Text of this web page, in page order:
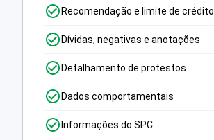
Recomendação e limite de crédito
Dívidas, negativas e anotações
Detalhamento de protestos
Dados comportamentais
Informações do SPC